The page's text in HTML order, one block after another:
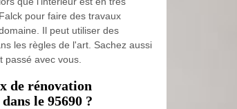
pour faire des travaux
Il peut utiliser des
les règles de l'art. Sachez aussi
avec vous.
de rénovation
le 95690 ?